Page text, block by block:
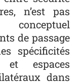
n’est pas
de passage
spécificités
et espaces
dans